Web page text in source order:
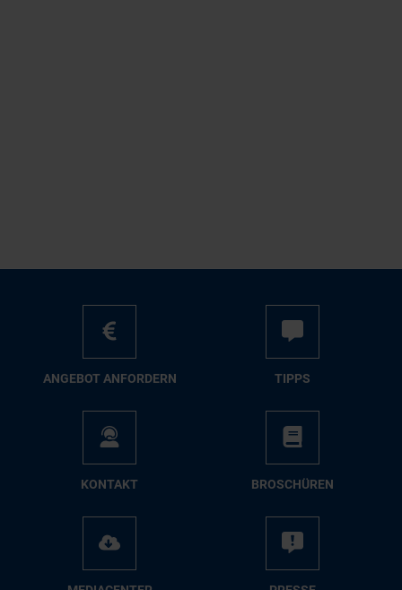
AN­GE­BOT AN­FOR­DERN TIPPS
KON­TAKT BRO­SCHÜ­REN